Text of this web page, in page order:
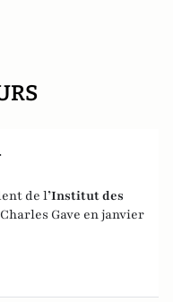
de l’Institut des
Gave en janvier